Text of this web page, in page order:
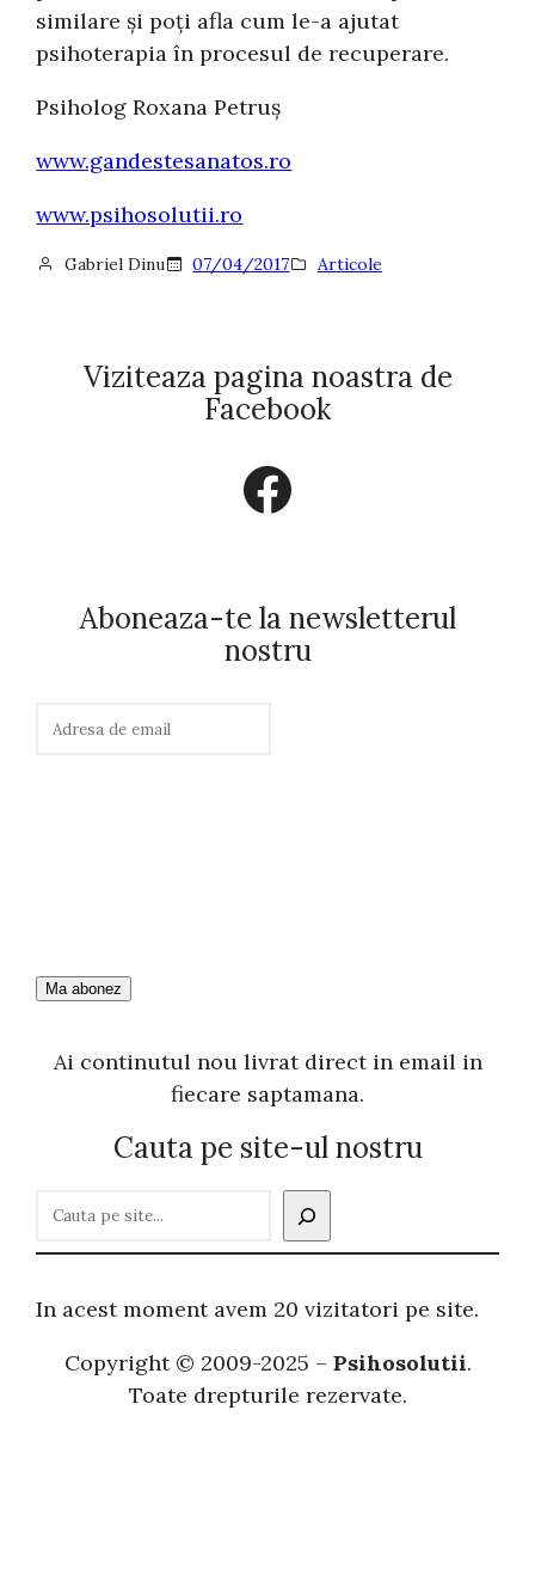
similare și poți afla cum le-a ajutat
psihoterapia în procesul de recuperare.
Psiholog Roxana Petruș
www.gandestesanatos.ro
www.psihosolutii.ro
Gabriel Dinu 07/04/2017 Articole
Viziteaza pagina noastra de
Facebook
Facebook
Aboneaza-te la newsletterul
nostru
Ai continutul nou livrat direct in email in
fiecare saptamana.
Cauta pe site-ul nostru
t
In acest moment avem 20 vizitatori pe site.
Copyright © 2009-2025 – Psihosolutii.
Toate drepturile rezervate.